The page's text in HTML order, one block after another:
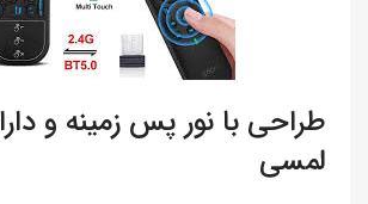
طراحی با نور پس زمینه و
لمسی